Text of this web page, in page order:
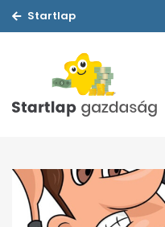
Startlap